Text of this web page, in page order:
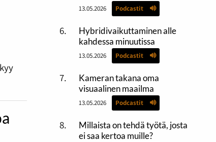
13.05.2026 Podcastit
Hybridivaikuttaminen alle
kahdessa minuutissa
13.05.2026 Podcastit
Kameran takana oma
visuaalinen maailma
13.05.2026 Podcastit
Millaista on tehdä työtä, josta
ei saa kertoa muille?